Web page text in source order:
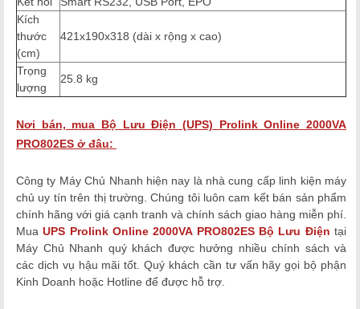
Kích
thước
(cm)
421x190x318 (dài x rộng x cao)
Trọng
lượng
25.8 kg
Nơi bán, mua Bộ Lưu Điện (UPS) Prolink Online 2000VA
PRO802ES ở đâu:
Công ty Máy Chủ Nhanh hiện nay là nhà cung cấp linh kiện máy
chủ uy tín trên thị trường. Chúng tôi luôn cam kết bán sản phẩm
chính hãng với giá cạnh tranh và chính sách giao hàng miễn phí.
MuaUPS Prolink Online 2000VA PRO802ES Bộ Lưu Điệntại
Máy Chủ Nhanh quý khách được hưởng nhiều chính sách và
các dịch vụ hậu mãi tốt. Quý khách cần tư vấn hãy gọi bộ phận
Kinh Doanh hoặc Hotline để được hỗ trợ.